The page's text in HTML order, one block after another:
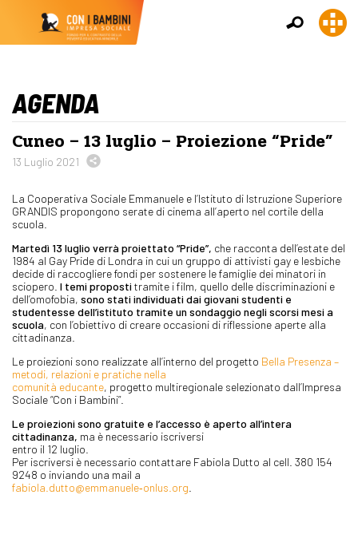
AGENDA
Cuneo – 13 luglio – Proiezione “Pride”
13 Luglio 2021
La Cooperativa Sociale Emmanuele e l’Istituto di Istruzione Superiore
GRANDIS propongono serate di cinema all’aperto nel cortile della
scuola.
Martedì 13 luglio verrà proiettato “Pride”, che racconta dell’estate del
1984 al Gay Pride di Londra in cui un gruppo di attivisti gay e lesbiche
decide di raccogliere fondi per sostenere le famiglie dei minatori in
sciopero. I temi propostitramite i film, quello delle discriminazioni e
dell’omofobia, sono stati individuati dai giovani studenti e
studentesse dell’istituto tramite un sondaggio negli scorsi mesi a
scuola, con l’obiettivo di creare occasioni di riflessione aperte alla
cittadinanza.
Le proiezioni sono realizzate all’interno del progetto Bella Presenza –
metodi, relazioni e pratiche nella
comunità educante, progetto multiregionale selezionato dall’Impresa
Sociale “Con i Bambini”.
Le proiezioni sono gratuite e l’accesso è aperto all’intera
cittadinanza, ma è necessario iscriversi
entro il 12 luglio.
Per iscriversi è necessario contattare Fabiola Dutto al cell. 380 154
9248 o inviando una mail a
fabiola.dutto@emmanuele‐onlus.org